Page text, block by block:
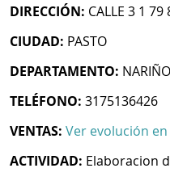
DIRECCIÓN: CALLE 3 1 79
CIUDAD: PASTO
DEPARTAMENTO: NARIÑO
TELÉFONO: 3175136426
VENTAS: Ver evolución
ACTIVIDAD: Elaboracion